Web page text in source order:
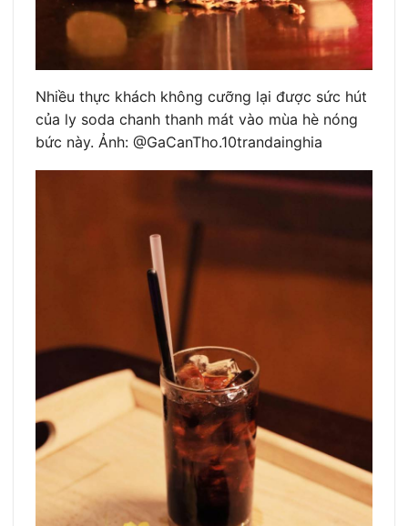
Nhiều thực khách không cưỡng lại được sức hút
của ly soda chanh thanh mát vào mùa hè nóng
bức này. Ảnh: @GaCanTho.10trandainghia